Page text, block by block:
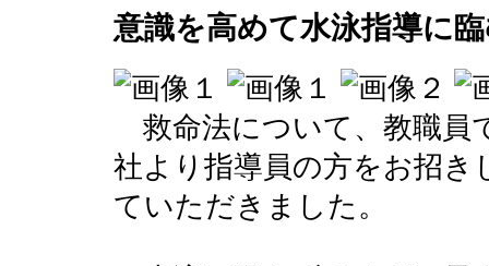
意識を高めて水泳指導に
救命法について、教職員
社より指導員の方をお招き
ていただきました。